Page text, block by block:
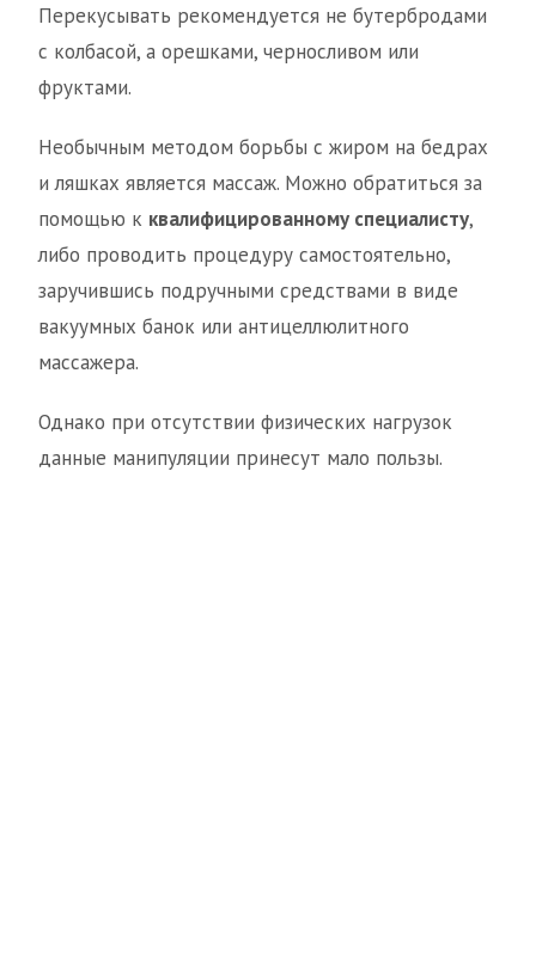
Перекусывать рекомендуется не бутербродами
с колбасой, а орешками, черносливом или
фруктами.
Необычным методом борьбы с жиром на бедрах
и ляшках является массаж. Можно обратиться за
помощью к квалифицированному специалисту,
либо проводить процедуру самостоятельно,
заручившись подручными средствами в виде
вакуумных банок или антицеллюлитного
массажера.
Однако при отсутствии физических нагрузок
данные манипуляции принесут мало пользы.